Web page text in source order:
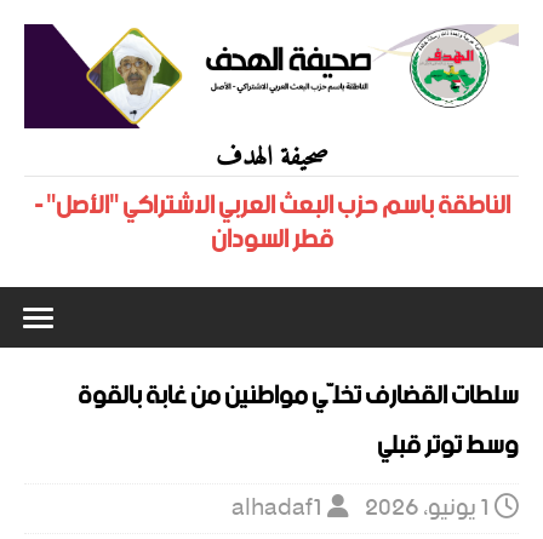
صحيفة الهدف
الناطقة باسم حزب البعث العربي الاشتراكي "الأصل" -
قطر السودان
سلطات القضارف تخلّي مواطنين من غابة بالقوة
وسط توتر قبلي
1 يونيو، 2026 alhadaf1